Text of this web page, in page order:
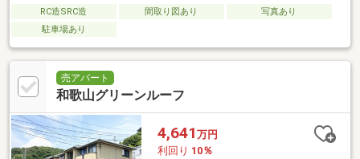
RC造SRC造 間取り図あり
写真あり
駐車場あり
売アパート
和歌山グリーンルーフ
4,641 万円
利回り 10％